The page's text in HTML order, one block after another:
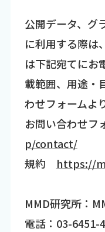
公開データ、グ
に利用する際は
は下記宛てにお
載範囲、用途・
わせフォームよ
お問い合わせフ
p/contact/
規約 https://
MMD研究所：
電話：03-6451-